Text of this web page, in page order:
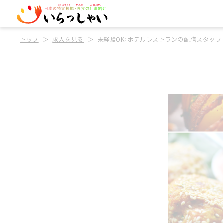
トップ 求人を見る 未経験OK：ホテルレストランの配膳スタッフ